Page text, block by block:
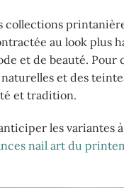
collections
au look plus
et de beauté. Pour
et des
et tradition.
les variantes
nail art du